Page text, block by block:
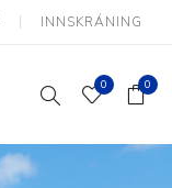
INNSKRÁNING
0 0